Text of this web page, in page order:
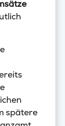
spätere